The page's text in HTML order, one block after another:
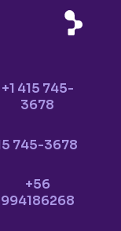
+1 415 745-
3678
745-3678
+56
994186268